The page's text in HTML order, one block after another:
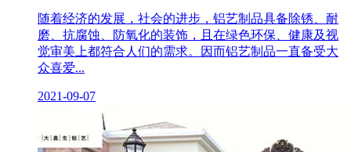
随着经济的发展，社会的进步，铝艺制品具备除锈、耐
磨、抗腐蚀、防氧化的装饰，且在绿色环保、健康及视
觉审美上都符合人们的需求。因而铝艺制品一直备受大
众喜爱...
2021-09-07